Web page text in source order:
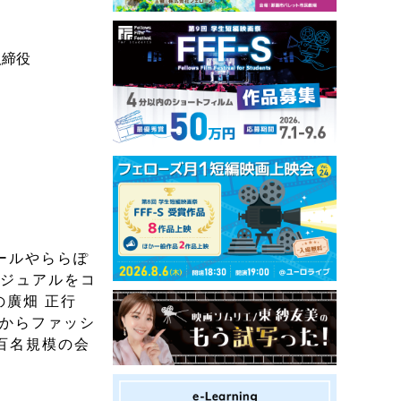
役
ルやららぽ
ュアルをコ
廣畑 正行
らファッシ
名規模の会